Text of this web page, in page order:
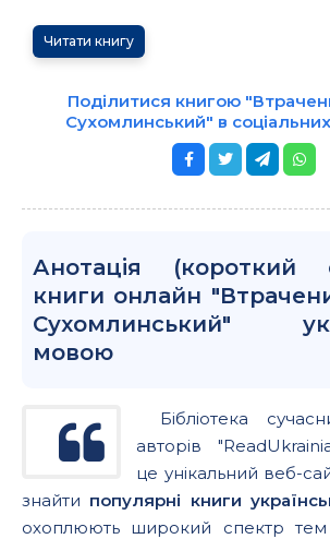
Читати книгу
Поділитися книгою
Сухомлинський" в
Анотація
книги онлайн
Сухомлинський"
мовою
Бібліотека
авторів
це унікальний веб-
знайти популярні книги
охоплюють широкий спектр